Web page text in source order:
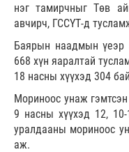
нэг тамирчныг Төв
авчирч, ГССҮТ-д
Баярын наадмын үеэр
668 хүн яаралтай
18 насны хүүхэд 304
Мориноос унаж
9 насны хүүхэд 12,
уралдааны мориноос
аж.